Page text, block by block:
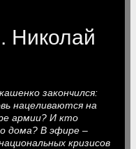
Николай
закончился:
нацеливаются на
армии? И кто
дома? В эфире –
кризисов